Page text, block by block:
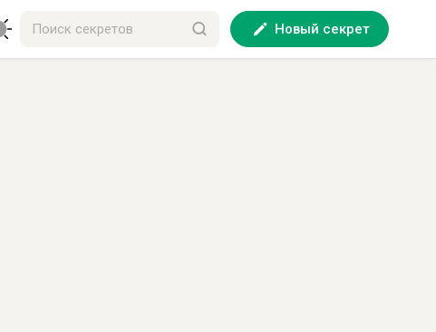
Новый секрет